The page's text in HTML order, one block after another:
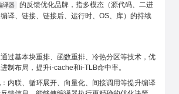
译器
的反馈优化品牌，指多模态（源代码、二进
译、链接、链接后、运行时、OS、库）的持续
过基本块重排、函数重排、冷热分区等技术，优
制布局，提升i-cache和i-TLB命中率。
内联、循环展开、向量化、间接调用等提升编译